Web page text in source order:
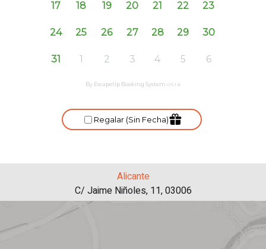
Alicante
C/ Jaime Niñoles, 11, 03006